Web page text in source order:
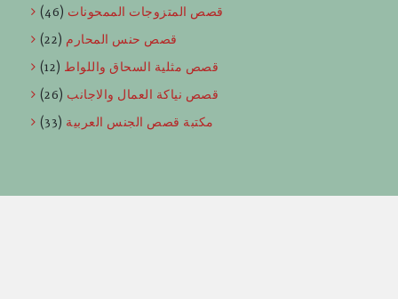
قصص المتزوجات الممحونات (46)
قصص حنس المحارم (22)
قصص مثلية السحاق واللواط (12)
قصص نياكة العمال والاجانب (26)
مكتبة قصص الجنس العربية (33)